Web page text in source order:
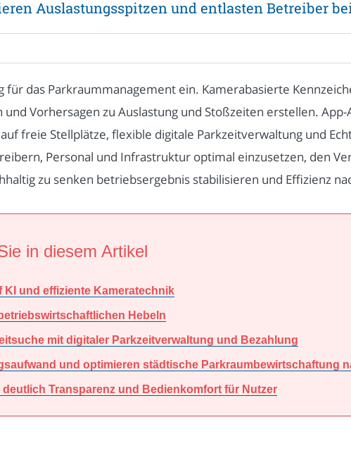
Auslastungsspitzen und entlasten Betreiber
das Parkraummanagement ein. Kamerabasierte
Vorhersagen zu Auslastung und Stoßzeiten erstellen.
freie Stellplätze, flexible digitale Parkzeitverwaltung und
Personal und Infrastruktur optimal einzusetzen, den
zu senken betriebsergebnis stabilisieren und Effizienz
in diesem Artikel
KI und effiziente Kameratechnik
Hebeln
mit digitaler Parkzeitverwaltung und Bezahlung
und optimieren städtische Parkraumbewirtschaftung
Transparenz und Bedienkomfort für Nutzer